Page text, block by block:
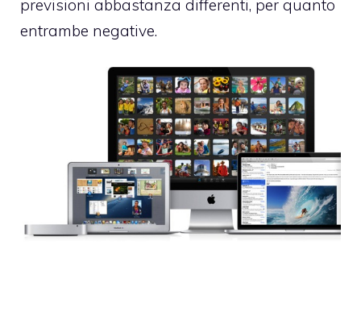
previsioni abbastanza differenti, per quanto
entrambe negative.